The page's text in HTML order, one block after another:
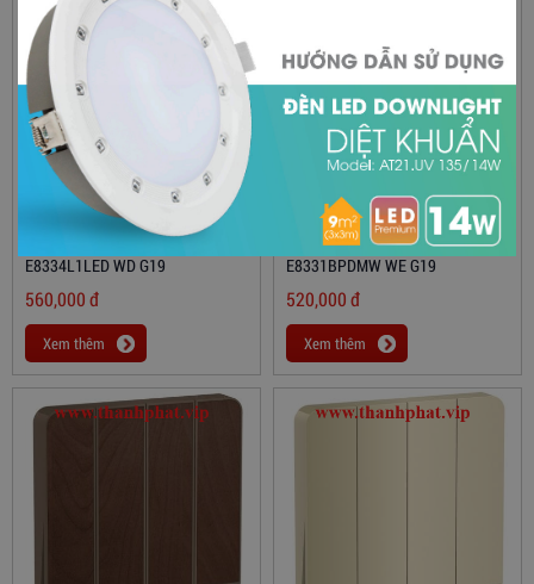
Bộ 4 Công Tắc 1 Chiều
E8334L1LED WD G19
560,000đ
Xem thêm
Bộ Công Tắc Chuông
E8331BPDMW WE G19
520,000đ
Xem thêm